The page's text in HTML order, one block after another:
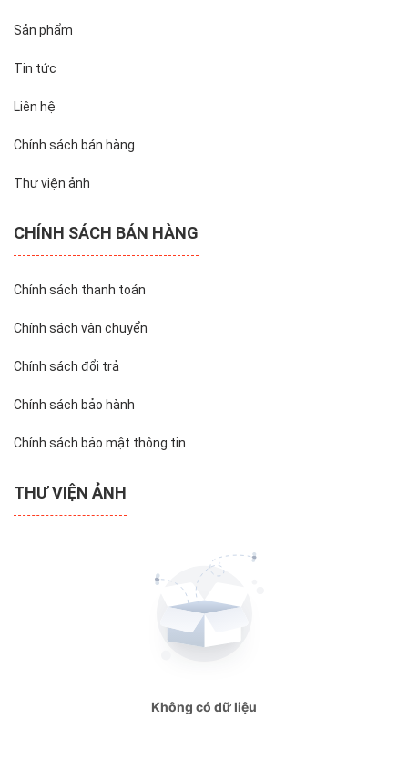
Sản phẩm
Tin tức
Liên hệ
Chính sách bán hàng
Thư viện ảnh
CHÍNH SÁCH BÁN HÀNG
Chính sách thanh toán
Chính sách vận chuyển
Chính sách đổi trả
Chính sách bảo hành
Chính sách bảo mật thông tin
THƯ VIỆN ẢNH
Không có dữ liệu